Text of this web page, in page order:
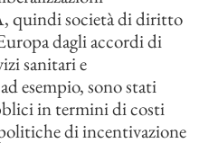
quindi società di diritto
dagli accordi di
sanitari e
esempio, sono stati
in termini di costi
di incentivazione